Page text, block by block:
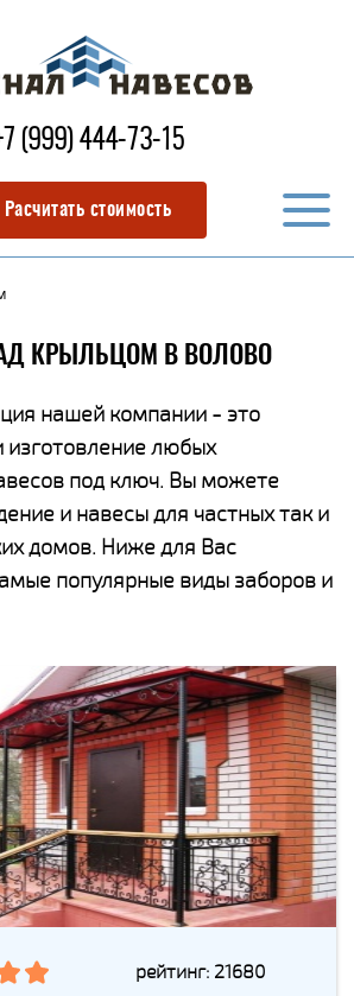
(999) 444-73-15
Расчитать стоимость
КРЫЛЬЦОМ В ВОЛОВО
нашей компании - это
изготовление любых
под ключ. Вы можете
и навесы для частных так и
домов. Ниже для Вас
популярные виды заборов и
рейтинг: 21680